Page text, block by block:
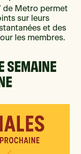
de Metro permet
sur leurs
et des
les membres.
SEMAINE